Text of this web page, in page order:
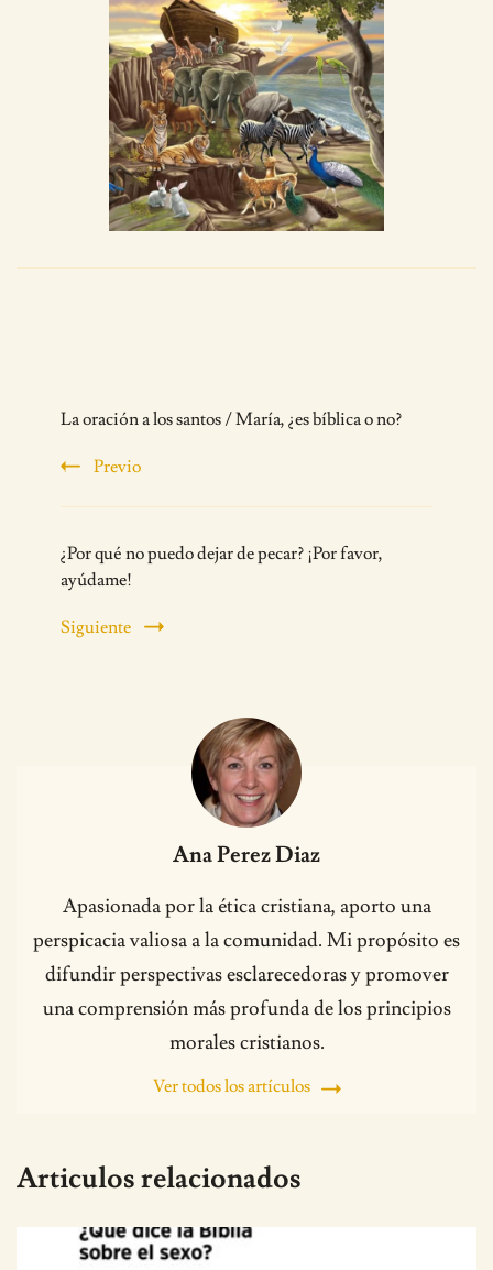
Navigation
La oración a los santos / María, ¿es bíblica o no?
Previo
¿Por qué no puedo dejar de pecar? ¡Por favor,
ayúdame!
Siguiente
Ana Perez Diaz
Apasionada por la ética cristiana, aporto una
perspicacia valiosa a la comunidad. Mi propósito es
difundir perspectivas esclarecedoras y promover
una comprensión más profunda de los principios
morales cristianos.
Ver todos los artículos
Articulos relacionados